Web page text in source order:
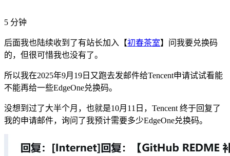
5 分钟
后面我也陆续收到了有站长加入【初春茶室】问我要兑换码
的，但很可惜我也没有了。
所以我在2025年9月19日又跑去发邮件给Tencent申请试试看能
不能再给一些EdgeOne兑换码。
没想到过了大半个月，也就是10月11日，Tencent 终于回复了
我的申请邮件，询问了我预计需要多少EdgeOne兑换码。